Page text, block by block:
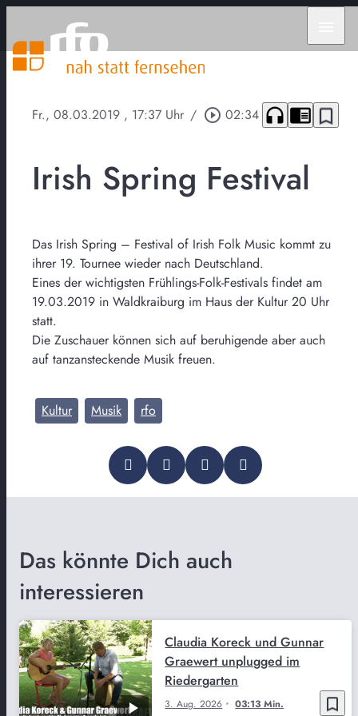
Fr., 08.03.2019 , 17:37 Uhr / play_circle_outline 02:34 headphones chrome_reader_mode bookmark_border
Irish Spring Festival
Das Irish Spring – Festival of Irish Folk Music kommt zu
ihrer 19. Tournee wieder nach Deutschland.
Eines der wichtigsten Frühlings-Folk-Festivals findet am
19.03.2019 in Waldkraiburg im Haus der Kultur 20 Uhr
statt.
Die Zuschauer können sich auf beruhigende aber auch
auf tanzansteckende Musik freuen.
Kultur Musik rfo
Das könnte Dich auch
interessieren
bookmark_border
3. Aug. 2026 03:13 Min.
Claudia Koreck und Gunnar
Graewert unplugged im
Riedergarten